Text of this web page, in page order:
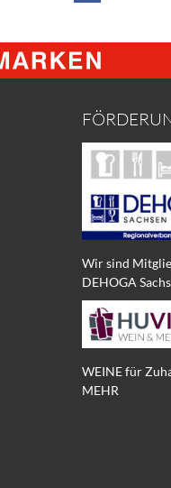
Wir sind
DEHOGA
WEINE für
MEHR